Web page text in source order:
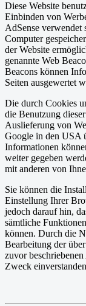
Diese Website
Einbinden von
AdSense
Computer
der Website
genannte Web
Beacons können
Seiten ausgewertet
Die durch Cookies
die Benutzung
Auslieferung von
Google in den USA
Informationen
weiter gegeben
mit anderen von
Sie können die
Einstellung Ihrer
jedoch darauf hin,
sämtliche
können. Durch die
Bearbeitung der
zuvor
Zweck